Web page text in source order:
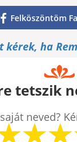
Felköszöntöm
kérek, ha
tetszik
neved?